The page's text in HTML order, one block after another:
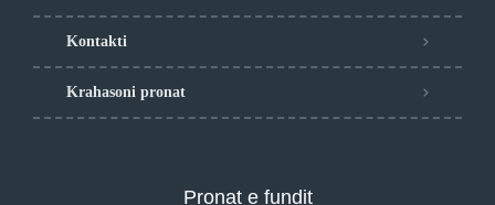
Kontakti
Krahasoni pronat
Pronat e fundit